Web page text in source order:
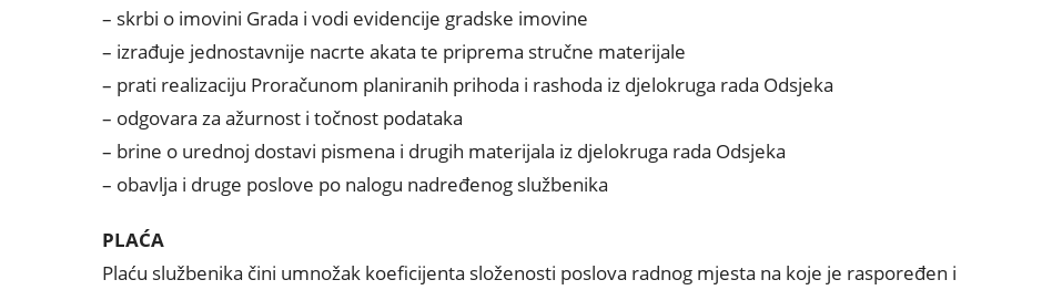
– skrbi o imovini Grada i vodi evidencije gradske imovine
– izrađuje jednostavnije nacrte akata te priprema stručne materijale
– prati realizaciju Proračunom planiranih prihoda i rashoda iz djelokruga rada Odsjeka
– odgovara za ažurnost i točnost podataka
– brine o urednoj dostavi pismena i drugih materijala iz djelokruga rada Odsjeka
– obavlja i druge poslove po nalogu nadređenog službenika
PLAĆA
Plaću službenika čini umnožak koeficijenta složenosti poslova radnog mjesta na koje je raspoređen i